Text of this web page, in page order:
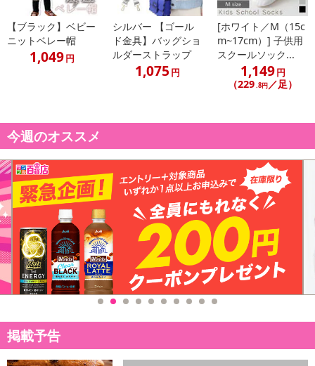
【ブラック】ベビー
ニットベレー帽
1,049円
シルバー 【ゴール
ド金具】バッグショ
ルダーストラップ
1,075 円
[ホワイト／M（15c
m~17cm）] 子供用
スクールソック...
1,149円
（229 .8円 ／足）
今週のオススメ
掲載予告